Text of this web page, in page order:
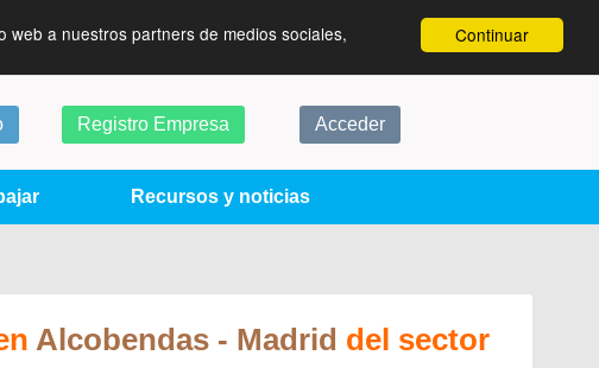
Continuar
a nuestros partners de medios sociales,
Registro Empresa Acceder
Recursos y noticias
Alcobendas - Madrid del sector